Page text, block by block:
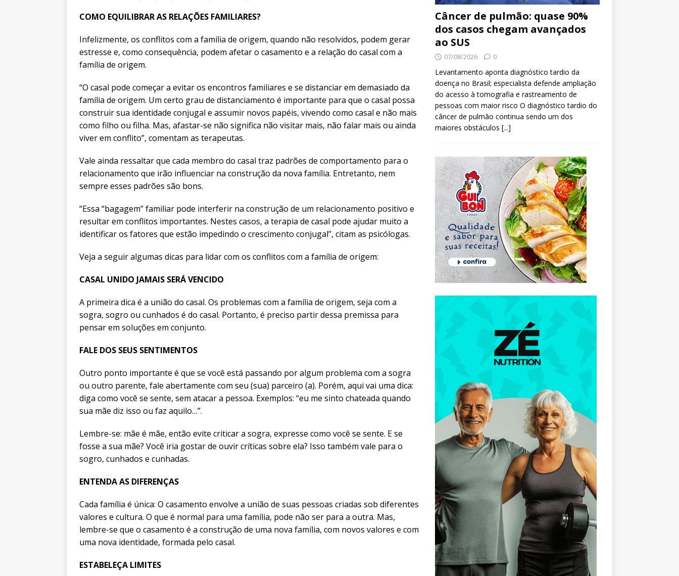
COMO EQUILIBRAR AS RELAÇÕES FAMILIARES?
Infelizmente, os conflitos com a família de origem, quando não resolvidos, podem gerar
estresse e, como consequência, podem afetar o casamento e a relação do casal com a
família de origem.
“O casal pode começar a evitar os encontros familiares e se distanciar em demasiado da
família de origem. Um certo grau de distanciamento é importante para que o casal possa
construir sua identidade conjugal e assumir novos papéis, vivendo como casal e não mais
como filho ou filha. Mas, afastar-se não significa não visitar mais, não falar mais ou ainda
viver em conflito”, comentam as terapeutas.
Vale ainda ressaltar que cada membro do casal traz padrões de comportamento para o
relacionamento que irão influenciar na construção da nova família. Entretanto, nem
sempre esses padrões são bons.
“Essa “bagagem” familiar pode interferir na construção de um relacionamento positivo e
resultar em conflitos importantes. Nestes casos, a terapia de casal pode ajudar muito a
identificar os fatores que estão impedindo o crescimento conjugal”, citam as psicólogas.
Veja a seguir algumas dicas para lidar com os conflitos com a família de origem:
CASAL UNIDO JAMAIS SERÁ VENCIDO
A primeira dica é a união do casal. Os problemas com a família de origem, seja com a
sogra, sogro ou cunhados é do casal. Portanto, é preciso partir dessa premissa para
pensar em soluções em conjunto.
FALE DOS SEUS SENTIMENTOS
Outro ponto importante é que se você está passando por algum problema com a sogra
ou outro parente, fale abertamente com seu (sua) parceiro (a). Porém, aqui vai uma dica:
diga como você se sente, sem atacar a pessoa. Exemplos: “eu me sinto chateada quando
sua mãe diz isso ou faz aquilo…”.
Lembre-se: mãe é mãe, então evite criticar a sogra, expresse como você se sente. E se
fosse a sua mãe? Você iria gostar de ouvir críticas sobre ela? Isso também vale para o
sogro, cunhados e cunhadas.
ENTENDA AS DIFERENÇAS
Cada família é única: O casamento envolve a união de suas pessoas criadas sob diferentes
valores e cultura. O que é normal para uma família, pode não ser para a outra. Mas,
lembre-se que o casamento é a construção de uma nova família, com novos valores e com
uma nova identidade, formada pelo casal.
ESTABELEÇA LIMITES
Câncer de pulmão: quase 90%
dos casos chegam avançados
ao SUS
07/08/2026 0
Levantamento aponta diagnóstico tardio da
doença no Brasil; especialista defende ampliação
do acesso à tomografia e rastreamento de
pessoas com maior risco O diagnóstico tardio do
câncer de pulmão continua sendo um dos
maiores obstáculos [...]